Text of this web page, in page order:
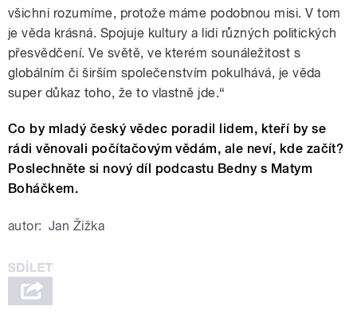
všichni rozumíme, protože máme podobnou misi. V tom
je věda krásná. Spojuje kultury a lidi různých politických
přesvědčení. Ve světě, ve kterém sounáležitost s
globálním či širším společenstvím pokulhává, je věda
super důkaz toho, že to vlastně jde.“
Co by mladý český vědec poradil lidem, kteří by se
rádi věnovali počítačovým vědám, ale neví, kde začít?
Poslechněte si nový díl podcastu Bedny s Matym
Boháčkem.
autor: Jan Žižka